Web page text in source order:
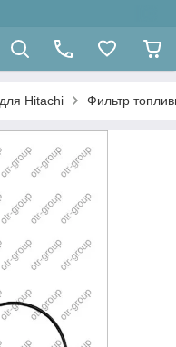
Hitachi Фильтр